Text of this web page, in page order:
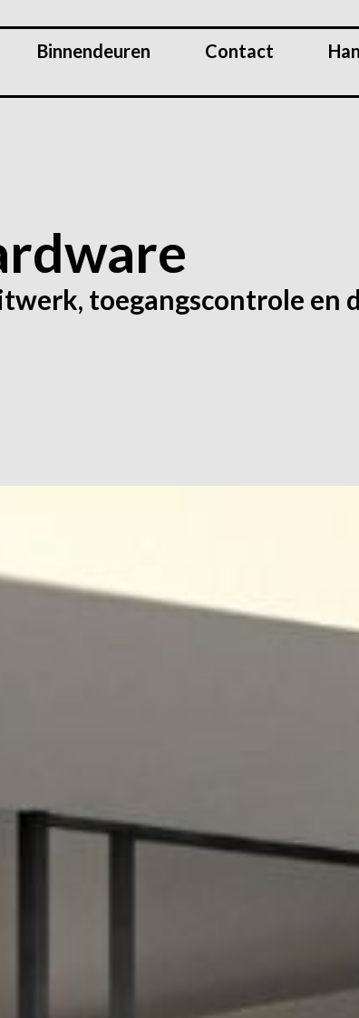
Binnendeuren Contact
toegangscontrole en